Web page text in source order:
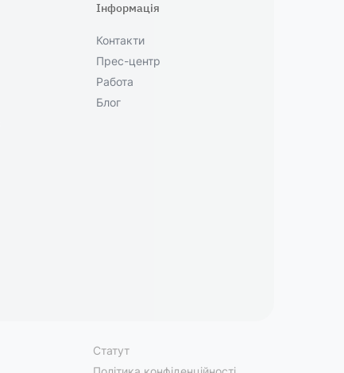
Інформація
Контакти
Прес-центр
Работа
Блог
Статут